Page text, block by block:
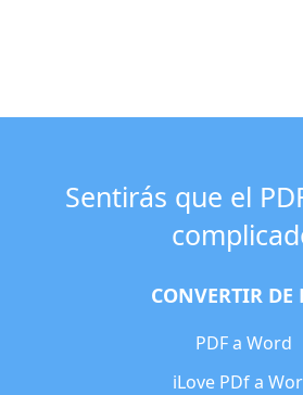
Sentirás que el
CONVERTIR DE
PDF a Word
iLove PDf a